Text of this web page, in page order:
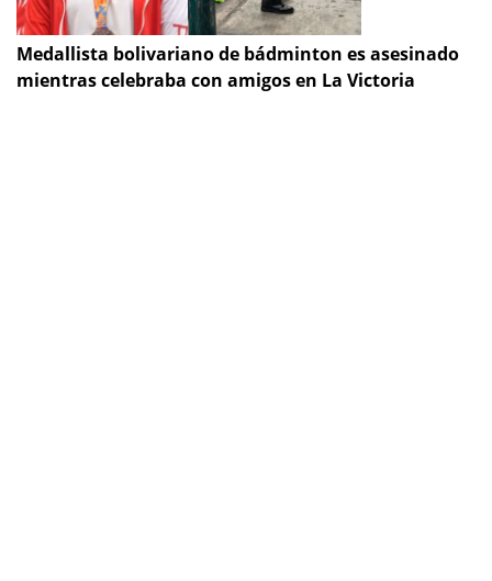
Medallista bolivariano de bádminton es asesinado
mientras celebraba con amigos en La Victoria